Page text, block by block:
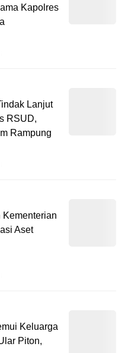
Kapolres
Lanjut
RSUD,
Rampung
Kementerian
Aset
Keluarga
Piton,